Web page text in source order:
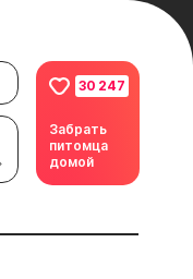
30 247
Забрать
питомца
домой